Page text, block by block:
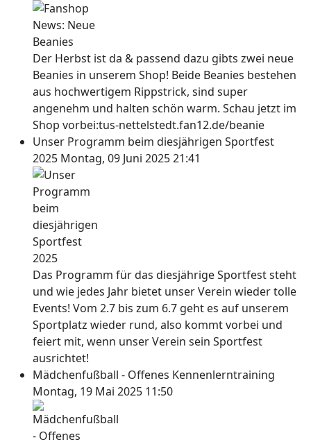
Der Herbst ist da & passend dazu gibts zwei neue
Beanies in unserem Shop! Beide Beanies bestehen
aus hochwertigem Rippstrick, sind super
angenehm und halten schön warm. Schau jetzt im
Shop vorbei:tus-nettelstedt.fan12.de/beanie
Unser Programm beim diesjährigen Sportfest
2025 Montag, 09 Juni 2025 21:41
Das Programm für das diesjährige Sportfest steht
und wie jedes Jahr bietet unser Verein wieder tolle
Events! Vom 2.7 bis zum 6.7 geht es auf unserem
Sportplatz wieder rund, also kommt vorbei und
feiert mit, wenn unser Verein sein Sportfest
ausrichtet!
Mädchenfußball - Offenes Kennenlerntraining
Montag, 19 Mai 2025 11:50